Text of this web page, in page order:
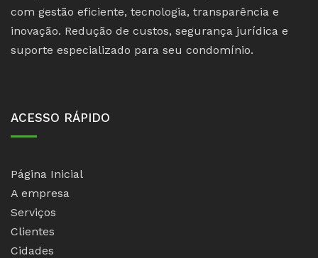
com gestão eficiente, tecnologia, transparência e
inovação. Redução de custos, segurança jurídica e
suporte especializado para seu condomínio.
ACESSO RÁPIDO
Página Inicial
A empresa
Serviços
Clientes
Cidades